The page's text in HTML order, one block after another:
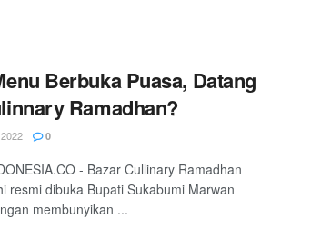
Berbuka Puasa, Datang
Ramadhan?
0
- Bazar Cullinary Ramadhan
resmi dibuka Bupati Sukabumi Marwan
membunyikan ...